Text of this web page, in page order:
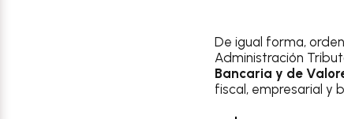
De igual forma,
Administración
Bancaria y de
fiscal, empresarial y